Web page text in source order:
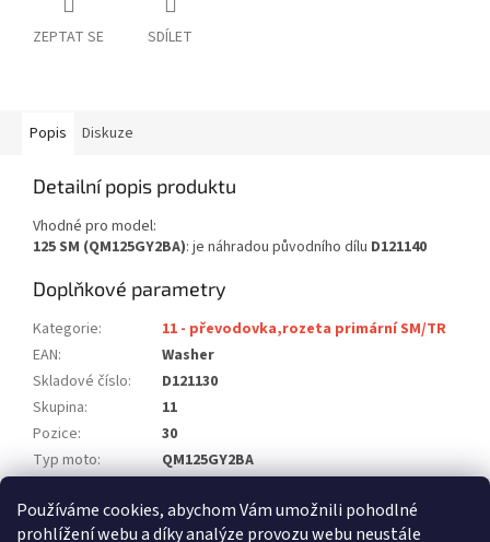
Používáme cookies, abychom Vám umožnili pohodlné
prohlížení webu a díky analýze provozu webu neustále
ZEPTAT SE SDÍLET
Popis Diskuze
Detailní popis produktu
Vhodné pro model:
125 SM (QM125GY2BA): je náhradou původního dílu D121140
Doplňkové parametry
Kategorie:
11 - převodovka,rozeta primární SM/TR
EAN:
Washer
Skladové číslo:
D121130
Skupina:
11
Pozice:
30
Typ moto:
QM125GY2BA
Počet ks na moto: 1